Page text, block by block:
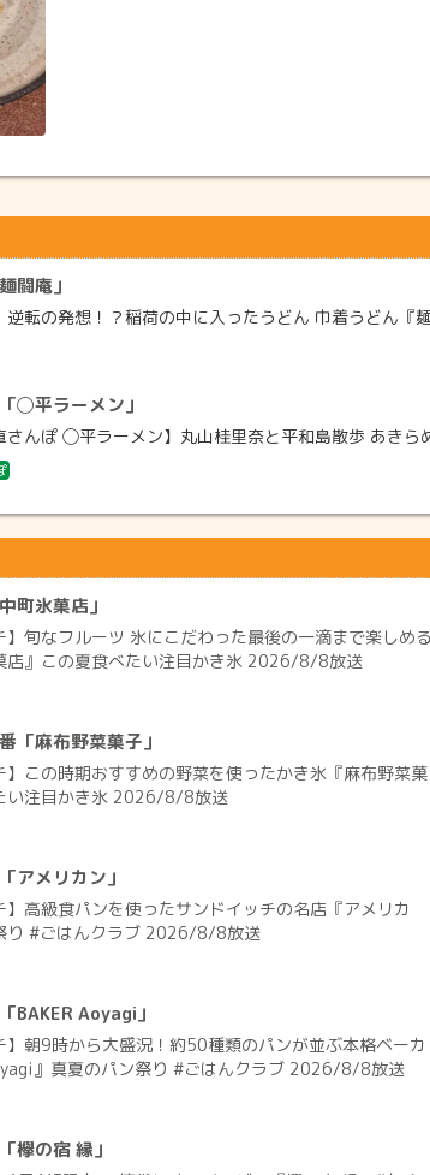
闘庵」
逆転の発想！？稲荷の中に入ったうどん 巾着うどん
◯平ラーメン」
さんぽ ◯平ラーメン】丸山桂里奈と平和島散歩 あき
町氷菓店」
】旬なフルーツ 氷にこだわった最後の一滴まで楽しめる
店』この夏食べたい注目かき氷 2026/8/8放送
「麻布野菜菓子」
】この時期おすすめの野菜を使ったかき氷『麻布野菜菓
い注目かき氷 2026/8/8放送
アメリカン」
】高級食パンを使ったサンドイッチの名店『アメリカ
り #ごはんクラブ 2026/8/8放送
BAKER Aoyagi」
】朝9時から大盛況！約50種類のパンが並ぶ本格ベーカ
』真夏のパン祭り #ごはんクラブ 2026/8/8放送
欅の宿 縁」